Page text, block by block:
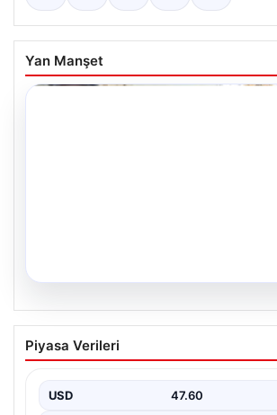
Yan Manşet
05.08.2026
Yıllar Sonra Gerçekleşen Bir
Kızlarıyla Anıtkabir’de Duygu
(59) çifti, uzun yıllar çocuk sahibi olma…
Piyasa Verileri
USD 47.60